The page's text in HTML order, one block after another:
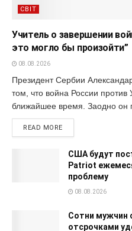
СВІТ
Учитель о завершении
это могло бы произойти”
08.08.2026
Президент Сербии
том, что война России против
ближайшее время. Заодно он
READ MORE
США будут
Patriot
проблему
08.08.2026
Сотни мужчин
отсрочками